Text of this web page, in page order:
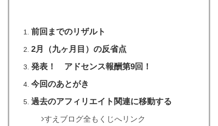
前回までのリザルト
2月（九ヶ月目）の反省点
発表！ アドセンス報酬第9回！
今回のあとがき
過去のアフィリエイト関連に移動する
すえブログ全もくじへリンク